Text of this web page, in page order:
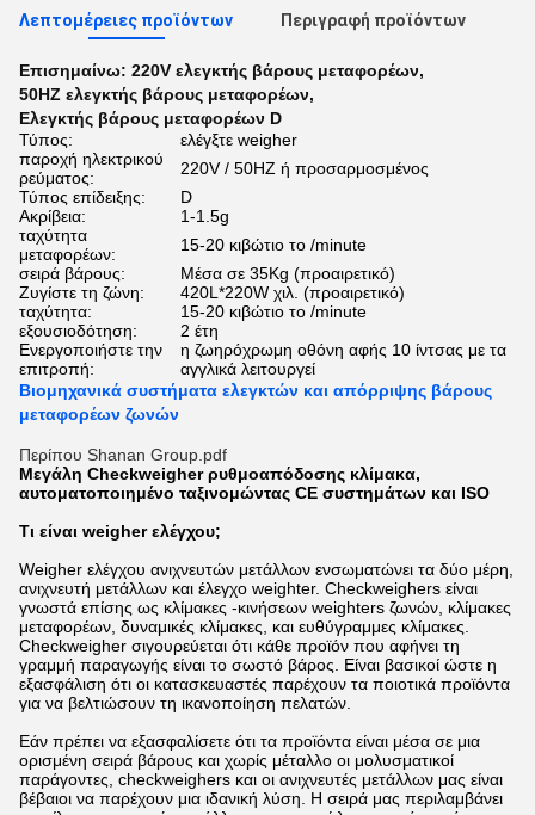
Λεπτομέρειες προϊόντων Περιγραφή προϊόντων
Επισημαίνω: 220V ελεγκτής βάρους μεταφορέων,
50HZ ελεγκτής βάρους μεταφορέων,
Ελεγκτής βάρους μεταφορέων D
Τύπος:
ελέγξτε weigher
παροχή ηλεκτρικού
ρεύματος:
220V / 50HZ ή προσαρμοσμένος
Τύπος επίδειξης:
D
Ακρίβεια:
1-1.5g
ταχύτητα
μεταφορέων:
15-20 κιβώτιο το /minute
σειρά βάρους:
Μέσα σε 35Kg (προαιρετικό)
Ζυγίστε τη ζώνη:
420L*220W χιλ. (προαιρετικό)
ταχύτητα:
15-20 κιβώτιο το /minute
εξουσιοδότηση:
2 έτη
Ενεργοποιήστε την
επιτροπή:
η ζωηρόχρωμη οθόνη αφής 10 ίντσας με τα
αγγλικά λειτουργεί
Βιομηχανικά συστήματα ελεγκτών και απόρριψης βάρους
μεταφορέων ζωνών
Περίπου Shanan Group.pdf
Μεγάλη Checkweigher ρυθμοαπόδοσης κλίμακα,
αυτοματοποιημένο ταξινομώντας CE συστημάτων και ISO
Τι είναι weigher ελέγχου;
Weigher ελέγχου ανιχνευτών μετάλλων ενσωματώνει τα δύο μέρη,
ανιχνευτή μετάλλων και έλεγχο weighter. Checkweighers είναι
γνωστά επίσης ως κλίμακες -κινήσεων weighters ζωνών, κλίμακες
μεταφορέων, δυναμικές κλίμακες, και ευθύγραμμες κλίμακες.
Checkweigher σιγουρεύεται ότι κάθε προϊόν που αφήνει τη
γραμμή παραγωγής είναι το σωστό βάρος. Είναι βασικοί ώστε η
εξασφάλιση ότι οι κατασκευαστές παρέχουν τα ποιοτικά προϊόντα
για να βελτιώσουν τη ικανοποίηση πελατών.
Εάν πρέπει να εξασφαλίσετε ότι τα προϊόντα είναι μέσα σε μια
ορισμένη σειρά βάρους και χωρίς μέταλλο οι μολυσματικοί
παράγοντες, checkweighers και οι ανιχνευτές μετάλλων μας είναι
βέβαιοι να παρέχουν μια ιδανική λύση. Η σειρά μας περιλαμβάνει